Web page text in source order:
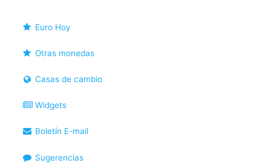
Euro Hoy
Otras monedas
Casas de cambio
Widgets
Boletín E-mail
Sugerencias